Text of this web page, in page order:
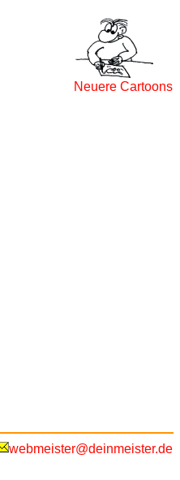
Neuere Cartoons
webmeister@deinmeister.de